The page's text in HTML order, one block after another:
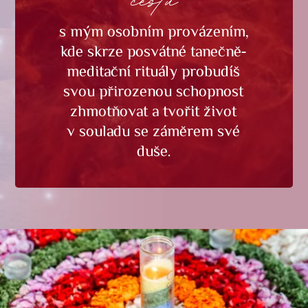
s mým osobním provázením,
kde skrze posvátné tanečně-
meditační rituály probudíš
svou přirozenou schopnost
zhmotňovat a tvořit život
v souladu se záměrem své
duše.